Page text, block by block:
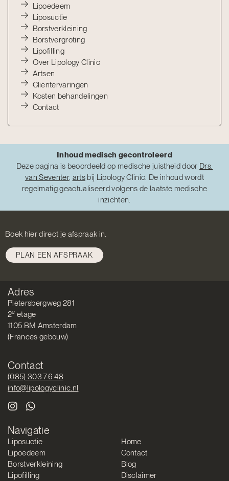
Lipoedeem
Liposuctie
Borstverkleining
Borstvergroting
Lipofilling
Over Lipology Clinic
Artsen
Clientervaringen
Kosten behandelingen
Contact
Inhoud medisch gecontroleerd
Deze pagina is beoordeeld op medische juistheid door Drs.
van Seventer, artsbij Lipology Clinic. De inhoud wordt
regelmatig geactualiseerd volgens de laatste medische
inzichten.
Navigatie
Liposuctie
Lipoedeem
Borstverkleining
Lipofilling
Home
Contact
Blog
Disclaimer
Boek hier direct je afspraak in.
PLAN EEN AFSPRAAK
Adres
Pietersbergweg 281
2e etage
1105 BM Amsterdam
(Frances gebouw)
Contact
(085) 303 76 48
info@lipologyclinic.nl